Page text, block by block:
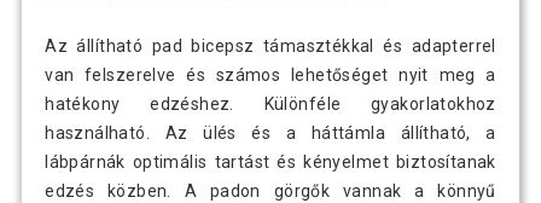
Az állítható pad bicepsz támasztékkal és adapterrel
van felszerelve és számos lehetőséget nyit meg a
hatékony edzéshez. Különféle gyakorlatokhoz
használható. Az ülés és a háttámla állítható, a
lábpárnák optimális tartást és kényelmet biztosítanak
edzés közben. A padon görgők vannak a könnyű